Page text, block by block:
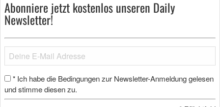
Abonniere jetzt kostenlos unseren Daily
Newsletter!
* Ich habe die Bedingungen zur Newsletter-Anmeldung gelesen
und stimme diesen zu.